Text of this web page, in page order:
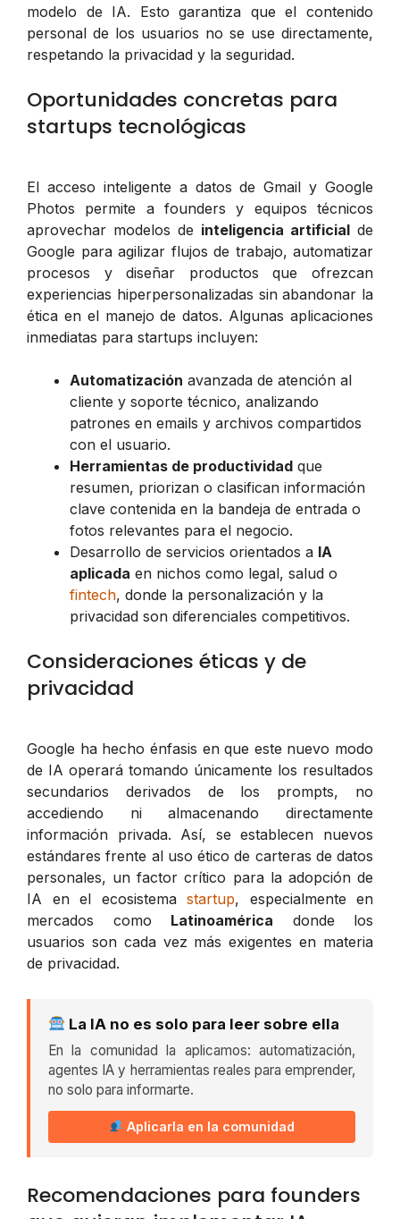
modelo de IA. Esto garantiza que el contenido
personal de los usuarios no se use directamente,
respetando la privacidad y la seguridad.
Oportunidades concretas para
startups tecnológicas
El acceso inteligente a datos de Gmail y Google
Photos permite a founders y equipos técnicos
aprovechar modelos de inteligencia artificial de
Google para agilizar flujos de trabajo, automatizar
procesos y diseñar productos que ofrezcan
experiencias hiperpersonalizadas sin abandonar la
ética en el manejo de datos. Algunas aplicaciones
inmediatas para startups incluyen:
Automatización avanzada de atención al
cliente y soporte técnico, analizando
patrones en emails y archivos compartidos
con el usuario.
Herramientas de productividad que
resumen, priorizan o clasifican información
clave contenida en la bandeja de entrada o
fotos relevantes para el negocio.
Desarrollo de servicios orientados a IA
aplicada en nichos como legal, salud o
fintech, donde la personalización y la
privacidad son diferenciales competitivos.
Consideraciones éticas y de
privacidad
Google ha hecho énfasis en que este nuevo modo
de IA operará tomando únicamente los resultados
secundarios derivados de los prompts, no
accediendo ni almacenando directamente
información privada. Así, se establecen nuevos
estándares frente al uso ético de carteras de datos
personales, un factor crítico para la adopción de
IA en el ecosistema startup, especialmente en
mercados como Latinoamérica donde los
usuarios son cada vez más exigentes en materia
de privacidad.
La IA no es solo para leer sobre ella
En la comunidad la aplicamos: automatización,
agentes IA y herramientas reales para emprender,
no solo para informarte.
Aplicarla en la comunidad
Recomendaciones para founders